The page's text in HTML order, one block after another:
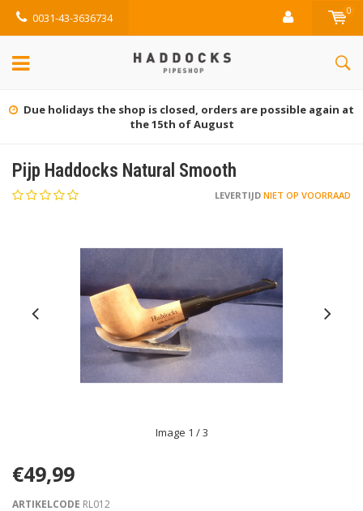
0031-43-3636734 0
Gratis retourneren (NL)
Pijp Haddocks Natural Smooth
LEVERTIJD NIET OP VOORRAAD
Image 1 / 3
€49,99
ARTIKELCODE RL012